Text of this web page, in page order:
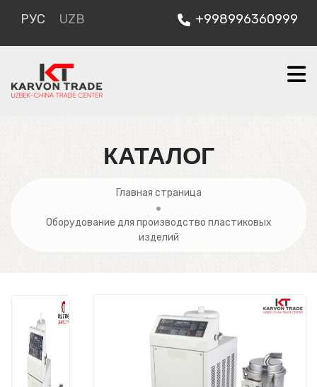
РУС UZB +998996360999
КАТАЛОГ
Главная страница
Оборудование для производство пластиковых
изделий